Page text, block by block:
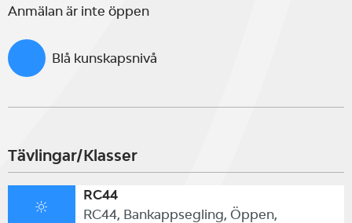
Anmälan är inte öppen
Blå kunskapsnivå
Tävlingar/Klasser
RC44
RC44, Bankappsegling, Öppen,